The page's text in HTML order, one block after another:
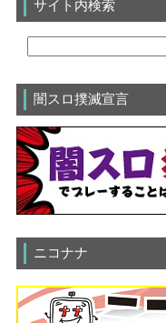
サイト内検索
闇スロ撲滅宣言
ニコナナ